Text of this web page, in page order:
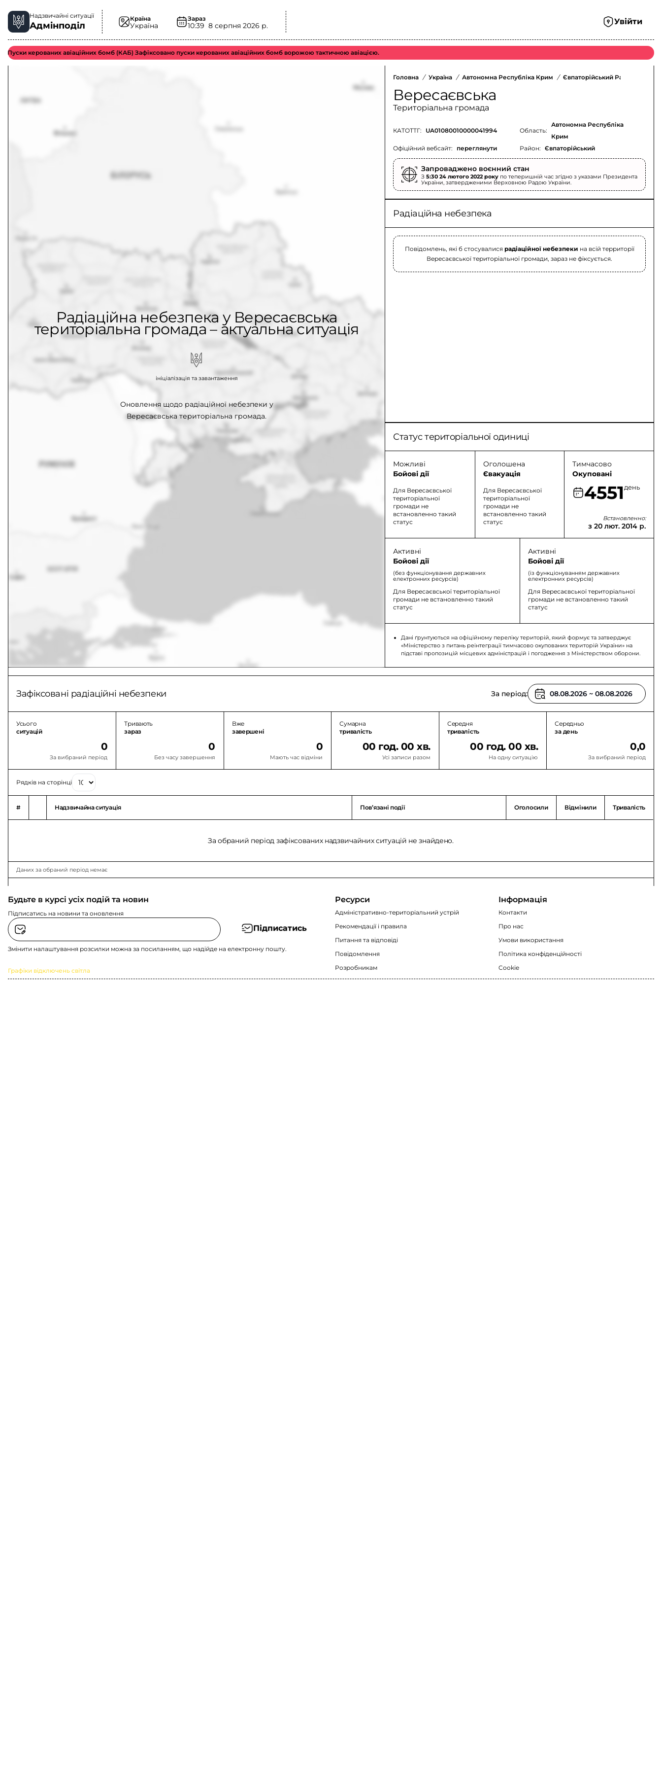
Надзвичайні ситуації
Адмінподіл
Країна
Україна
Зараз
10:39 8 серпня 2026 р. Увійти
Пуски керованих авіаційних бомб (КАБ) Зафіксовано пуски керованих авіаційних бомб ворожою тактичною авіацією.
Радіаційна небезпека у Вересаєвська
територіальна громада – актуальна ситуація
Оновлення щодо радіаційної небезпеки у
Вересаєвська територіальна громада.
ініціалізація та завантаження
Головна / Україна / Автономна Республіка Крим / Євпаторійський Район
Вересаєвська
Територіальна громада
КАТОТТГ: UA01080010000041994
Офіційний вебсайт: переглянути
Область:
Автономна Республіка
Крим
Район: Євпаторійський
Запроваджено воєнний стан
З5:30 24 лютого 2022 року по теперишній час згідно з указами Президента
України, затвердженими Верховною Радою України.
Радіаційна небезпека
Повідомлень, які б стосувалися радіаційної небезпеки на всій территорії
Вересаєвської територіальної громади, зараз не фіксується.
Статус територіальної одиниці
Можливі
Бойові дії
Для Вересаєвської
територіальної
громади не
встановленно такий
статус
Оголошена
Євакуація
Для Вересаєвської
територіальної
громади не
встановленно такий
статус
Тимчасово
Окуповані
4551день
Встановленно:
з 20 лют. 2014 р.
Активні
Бойові дії
(без функціонування державних
електронних ресурсів)
Для Вересаєвської територіальної
громади не встановленно такий
статус
Активні
Бойові дії
(із функціонуванням державних
електронних ресурсів)
Для Вересаєвської територіальної
громади не встановленно такий
статус
Дані ґрунтуються на офіційному переліку територій, який формує та затверджує
«Міністерство з питань реінтеграції тимчасово окупованих територій України» на
підставі пропозицій місцевих адміністрацій і погодження з Міністерством оборони.
Зафіксовані радіаційні небезпеки За період:
Усього
ситуацій
0
За вибраний період
Тривають
зараз
0
Без часу завершення
Вже
завершені
0
Мають час відміни
Сумарна
тривалість
00 год. 00 хв.
Усі записи разом
Середня
тривалість
00 год. 00 хв.
На одну ситуацію
Середньо
за день
0,0
За вибраний період
Рядків на сторінці
# Надзвичайна ситуація Повʼязані події Оголосили Відмінили Тривалість
За обраний період зафіксованих надзвичайних ситуацій не знайдено.
Даних за обраний період немає
Будьте в курсі усіх подій та новин
Підписатись на новини та оновлення
Підписатись
Змінити налаштування розсилки можна за посиланням, що надійде на електронну пошту.
Графіки відключень світла
Ресурси
Адміністративно-територіальний устрій
Рекомендації i правила
Питання та відповіді
Повідомлення
Розробникам
Інформація
Контакти
Про нас
Умови використання
Політика конфіденційності
Cookie